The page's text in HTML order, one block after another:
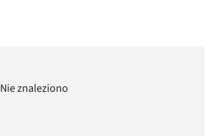
Nie znaleziono